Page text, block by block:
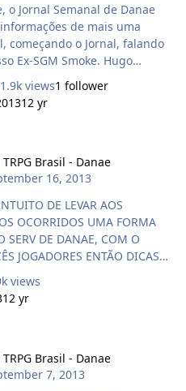
vanta…
o Jornal Semanal de Danae
de mais uma
começando o Jornal, falando
SGM Smoke. Hugo
na Staff no dia 28 de
Senior tutor depois de 1
03 de Novembro de 2012,
para saber quem iria
no dia 03 (03
SGM. Ele também foi o
fato histórico ocorreu no dia
1.9k views1 follower
12 yr
Brasil - Danae
16, 2013
DE LEVAR AOS
OCORRIDOS UMA FORMA
SERV DE DANAE, COM O
JOGADORES ENTÃO DICAS
LEMBRANDO QUE PODE
mais sorte vence
views
12 yr
Brasil - Danae
7, 2013